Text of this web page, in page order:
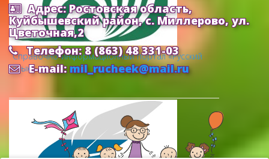
Cправочно-информационный портал «Русский
язык»
Адрес: Ростовская область,
Куйбышевский район, с. Миллерово, ул.
Цветочная,2
Телефон: 8 (863) 48 331-03
E-mail:mil_rucheek@mail.ru